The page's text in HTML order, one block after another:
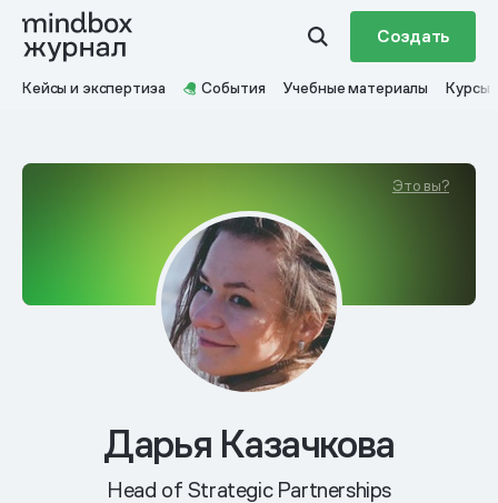
Создать
Кейсы и экспертиза События Учебные материалы Курсы
Это вы?
Дарья Казачкова
Head of Strategic Partnerships